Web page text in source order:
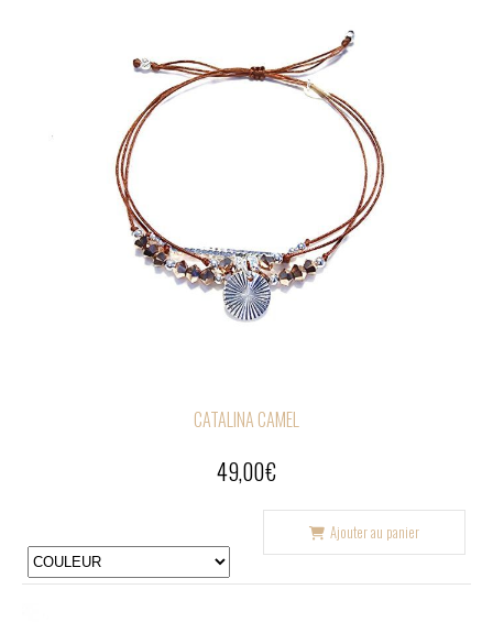
CATALINA CAMEL
49,00€
Ajouter au panier